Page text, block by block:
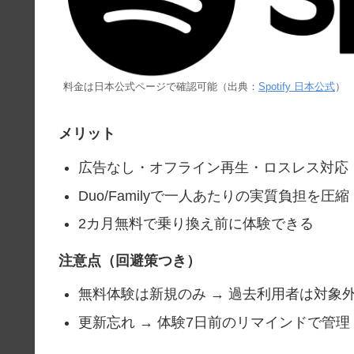
料金は日本公式ページで確認可能（出典： Spotify 日本公式）
メリット
広告なし・オフライン再生・ロスレス対応
Duo/Familyで一人あたりの実質負担を圧縮
2カ月無料で乗り換え前に体験できる
注意点（回避策つき）
無料体験は新規のみ → 過去利用者は対象
更新忘れ → 体験7日前のリマインドで管理